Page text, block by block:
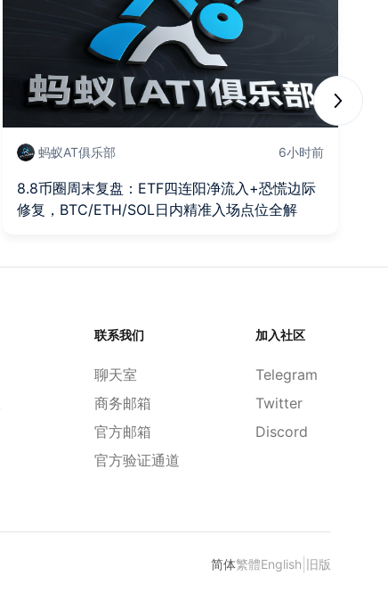
蚂蚁AT俱乐部 6小时前
8.8币圈周末复盘：ETF四连阳净流入+恐慌边际
修复，BTC/ETH/SOL日内精准入场点位全解
Next
联系我们
聊天室
商务邮箱
官方邮箱
官方验证通道
加入社区
Telegram
Twitter
Discord
简体繁體English 旧版